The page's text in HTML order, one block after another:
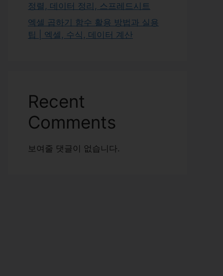
정렬, 데이터 정리, 스프레드시트
엑셀 곱하기 함수 활용 방법과 실용
팁 | 엑셀, 수식, 데이터 계산
Recent
Comments
보여줄 댓글이 없습니다.